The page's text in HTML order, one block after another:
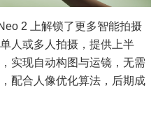
2 上解锁了更多智能拍摄
人或多人拍摄，提供上半
实现自动构图与运镜，无需
配合人像优化算法，后期成